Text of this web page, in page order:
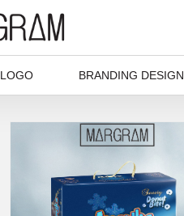
LOGO BRANDING DESIGN